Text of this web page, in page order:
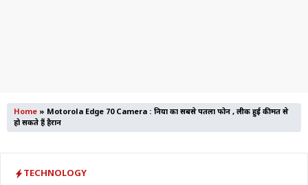
Home » Motorola Edge 70 Camera : दुनिया का सबसे पतला फोन , लीक हुई कीमत से
हो सकते हैं हैरान
TECHNOLOGY